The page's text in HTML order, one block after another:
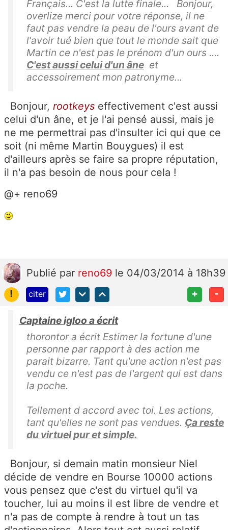
Français... C'est la lutte finale... Bonjour,
overlize merci pour votre réponse, il ne
faut pas vendre la peau de l'ours avant de
l'avoir tué bien que tout le monde sait que
Martin ce n'est pas le prénom d'un ours ....
C'est aussi celui d'un âne et
accessoirement mon patronyme...
Bonjour, rootkeys effectivement c'est aussi
celui d'un âne, et je l'ai pensé aussi, mais je
ne me permettrai pas d'insulter ici qui que ce
soit (ni même Martin Bouygues) il est
d'ailleurs après se faire sa propre réputation,
il n'a pas besoin de nous pour cela !
@+ reno69
Publié par reno69 le 04/03/2014 à 18h39
!
citer + -
Captaine igloo a écrit
thorontor a écrit Estimer la fortune d'une
personne par rapport à des action me
parait bizarre. Tant qu'une action n'est pas
vendu ce n'est pas de l'argent qui est dans
la poche.
Tellement d accord avec toi. Les actions,
tant qu'elles ne sont pas vendues. Ça reste
du virtuel pur et simple.
Bonjour, si demain matin monsieur Niel
décide de vendre en Bourse 10000 actions
vous pensez que c'est du virtuel qu'il va
toucher, lui au moins il est libre de vendre et
n'a pas de compte à rendre à tout un tas